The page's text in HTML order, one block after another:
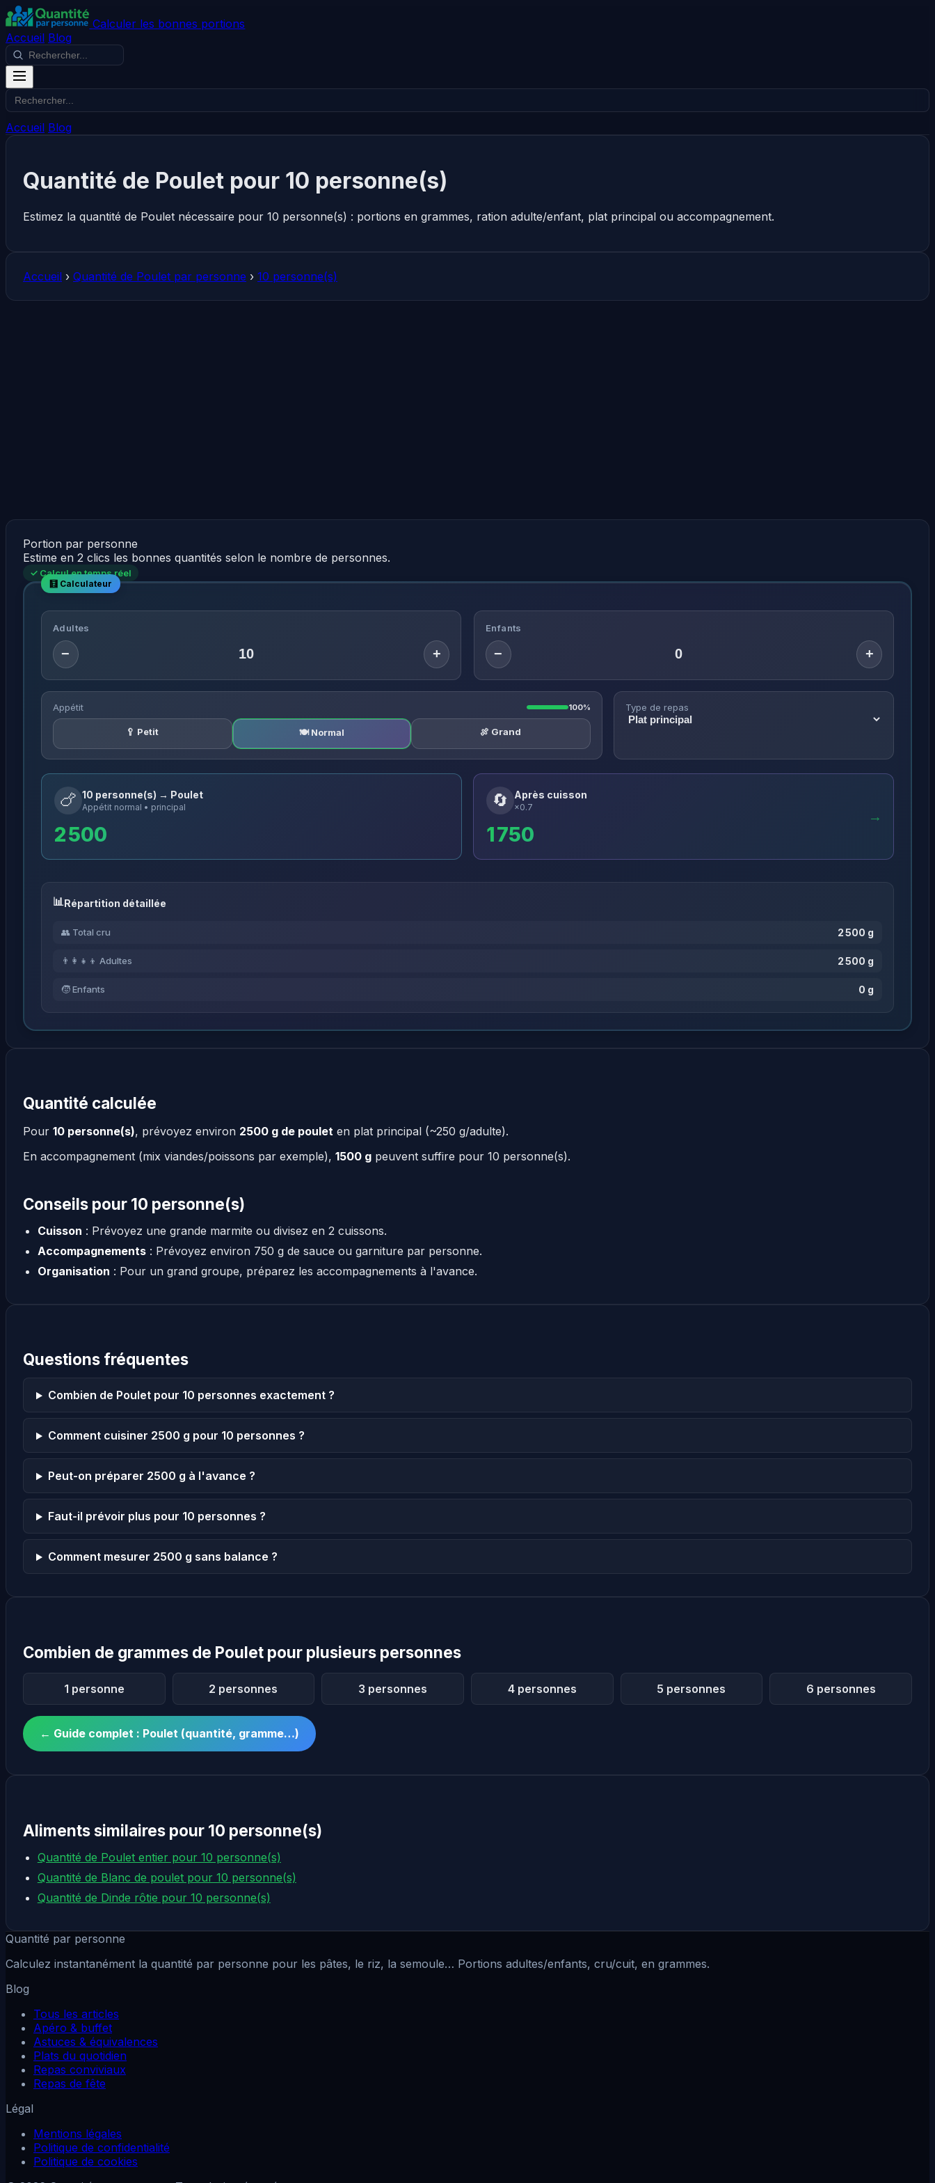
Calculer les bonnes portions
Accueil Blog
Accueil Blog
Quantité de Poulet pour 10 personne(s)
Estimez la quantité de Poulet nécessaire pour 10 personne(s) : portions en grammes, ration adulte/enfant, plat principal ou accompagnement.
Accueil › Quantité de Poulet par personne › 10 personne(s)
Portion par personne
Estime en 2 clics les bonnes quantités selon le nombre de personnes.
✓ Calcul en temps réel
Adultes
− +
Enfants
− +
Appétit 100%
🥄 Petit 🍽️ Normal 🍖 Grand
Type de repas
🍗 10 personne(s) → Poulet
Appétit normal • principal
2 500
🔄 Après cuisson
×0.7
1 750
→
Répartition détaillée
👥 Total cru 2 500 g
👨‍👩‍👧‍👦 Adultes 2 500 g
🧒 Enfants 0 g
Quantité calculée
Pour 10 personne(s), prévoyez environ 2500 g de poulet en plat principal (~250 g/adulte).
En accompagnement (mix viandes/poissons par exemple), 1500 g peuvent suffire pour 10 personne(s).
Conseils pour 10 personne(s)
Cuisson : Prévoyez une grande marmite ou divisez en 2 cuissons.
Accompagnements: Prévoyez environ 750 g de sauce ou garniture par personne.
Organisation : Pour un grand groupe, préparez les accompagnements à l'avance.
Questions fréquentes
Combien de Poulet pour 10 personnes exactement ?
Comment cuisiner 2500 g pour 10 personnes ?
Peut-on préparer 2500 g à l'avance ?
Faut-il prévoir plus pour 10 personnes ?
Comment mesurer 2500 g sans balance ?
Combien de grammes de Poulet pour plusieurs personnes
1 personne 2 personnes 3 personnes 4 personnes 5 personnes 6 personnes
← Guide complet : Poulet (quantité, gramme…)
Aliments similaires pour 10 personne(s)
Quantité de Poulet entier pour 10 personne(s)
Quantité de Blanc de poulet pour 10 personne(s)
Quantité de Dinde rôtie pour 10 personne(s)
Quantité par personne
Calculez instantanément la quantité par personne pour les pâtes, le riz, la semoule… Portions adultes/enfants, cru/cuit, en grammes.
Blog
Tous les articles
Apéro & buffet
Astuces & équivalences
Plats du quotidien
Repas conviviaux
Repas de fête
Légal
Mentions légales
Politique de confidentialité
Politique de cookies